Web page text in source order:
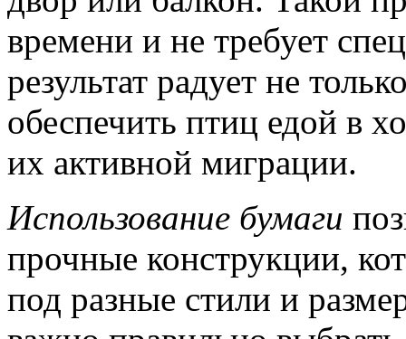
времени и не требует
результат радует не
обеспечить птиц едой в
их активной миграции.
Использование бумаги
прочные конструкции,
под разные стили и